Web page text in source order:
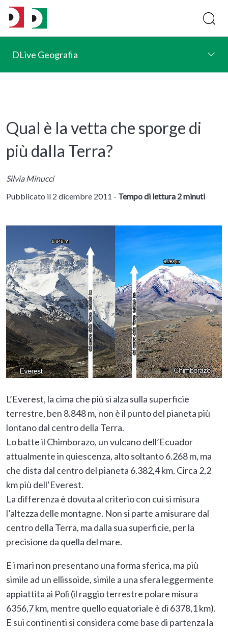
DLive Geografia
Qual è la vetta che sporge di
più dalla Terra?
Silvia Minucci
Pubblicato il 2 dicembre 2011 - Tempo di lettura 2 minuti
L’Everest, la cima che più si alza sulla superficie
terrestre, ben 8.848 m, non è il punto del pianeta più
lontano dal centro della Terra.
Lo batte il Chimborazo, un vulcano dell’Ecuador
attualmente in quiescenza, alto soltanto 6.268 m, ma
che dista dal centro del pianeta 6.382,4 km. Circa 2,2
km più dell’Everest.
La differenza è dovuta al criterio con cui si misura
l’altezza delle montagne. Non si parte a misurare dal
centro della Terra, ma dalla sua superficie, per la
precisione da quella del mare.
E i mari non presentano una forma sferica, ma più
simile ad un ellissoide, simile a una sfera leggermente
appiattita ai Poli (il raggio terrestre polare misura
6356,7 km, mentre quello equatoriale è di 6378,1 km).
E sui continenti si considera come base di partenza la